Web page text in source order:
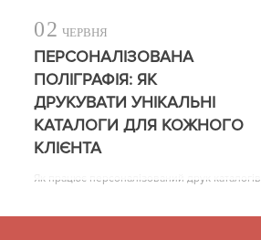
02 ЧЕРВНЯ
ПЕРСОНАЛІЗОВАНА
ПОЛІГРАФІЯ: ЯК
ДРУКУВАТИ УНІКАЛЬНІ
КАТАЛОГИ ДЛЯ КОЖНОГО
КЛІЄНТА
Як працює персоналізований друк каталогів